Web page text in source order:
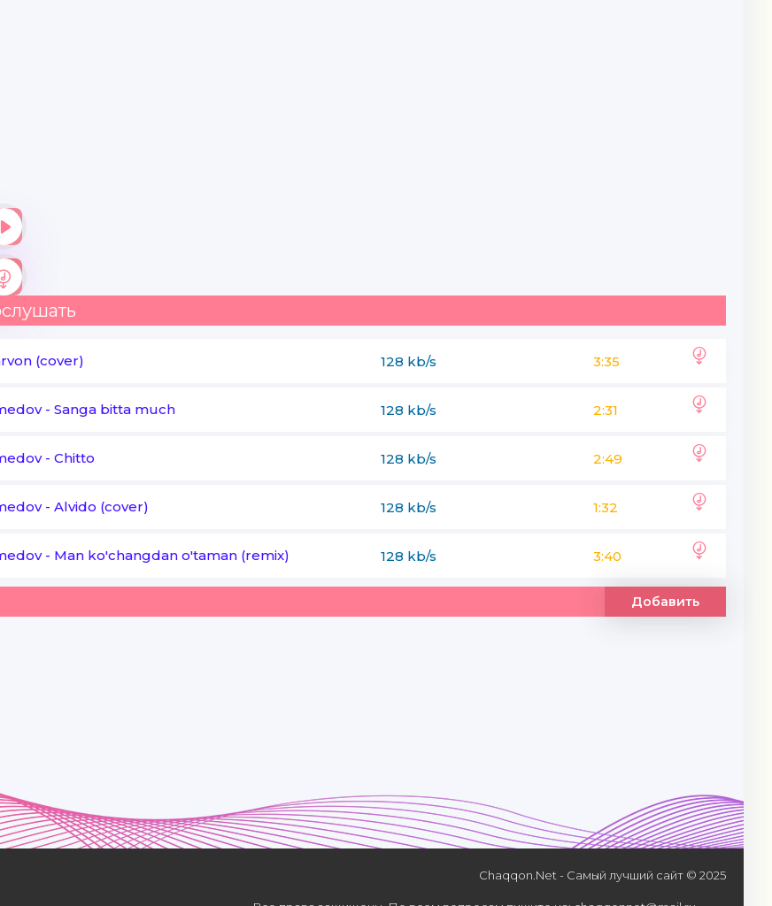
(cover) 128 kb/s 3:35
- Sanga bitta much 128 kb/s 2:31
- Chitto 128 kb/s 2:49
- Alvido (cover) 128 kb/s 1:32
- Man ko'changdan o'taman (remix) 128 kb/s 3:40
Добавить
Chaqqon.Net - Самый лучший сайт © 2025